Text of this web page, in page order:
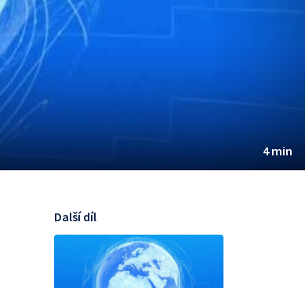
4 min
Další díl